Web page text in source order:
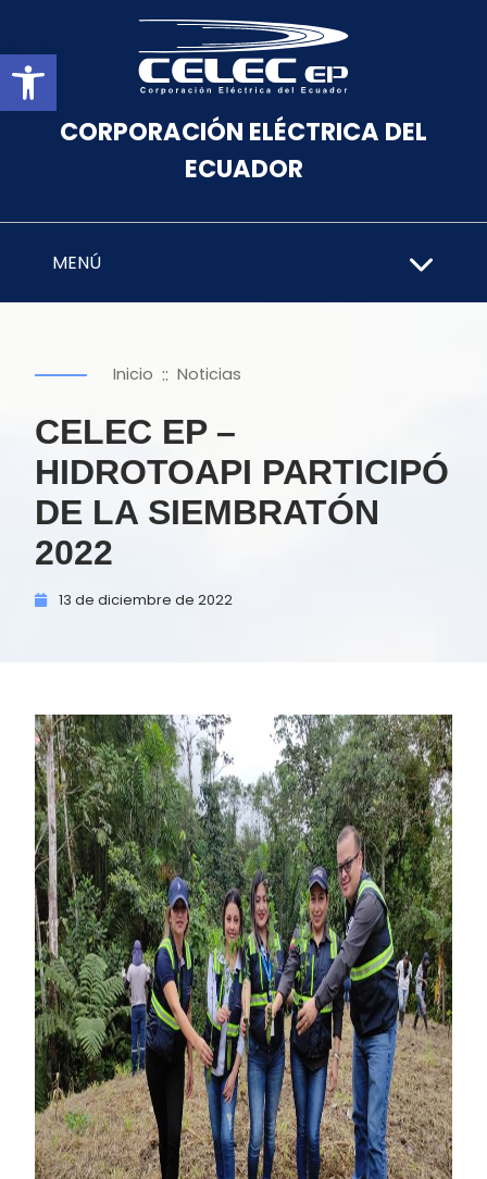
Abrir barra de herramientas
CORPORACIÓN ELÉCTRICA DEL
ECUADOR
MENÚ
Inicio :: Noticias
CELEC EP –
HIDROTOAPI PARTICIPÓ
DE LA SIEMBRATÓN
2022
13 de diciembre de 2022